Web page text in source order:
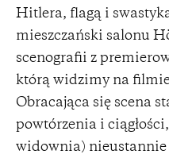
Hitlera, flagą i
mieszczański salonu
scenografii z
którą widzimy na
Obracająca się scena
powtórzenia i
widownia) nieustannie